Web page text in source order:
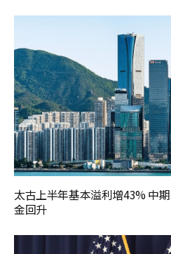
太古上半年基本溢利增43% 中
金回升